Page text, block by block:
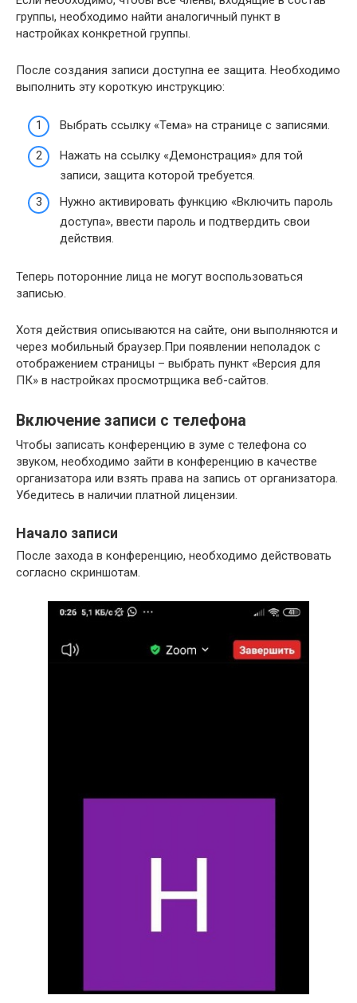
группы, необходимо найти аналогичный пункт в
настройках конкретной группы.
После создания записи доступна ее защита. Необходимо
выполнить эту короткую инструкцию:
Выбрать ссылку «Тема» на странице с записями.
Нажать на ссылку «Демонстрация» для той
записи, защита которой требуется.
Нужно активировать функцию «Включить пароль
доступа», ввести пароль и подтвердить свои
действия.
Теперь поторонние лица не могут воспользоваться
записью.
Хотя действия описываются на сайте, они выполняются и
через мобильный браузер.При появлении неполадок с
отображением страницы – выбрать пункт «Версия для
ПК» в настройках просмотрщика веб-сайтов.
Включение записи с телефона
Чтобы записать конференцию в зуме с телефона со
звуком, необходимо зайти в конференцию в качестве
организатора или взять права на запись от организатора.
Убедитесь в наличии платной лицензии.
Начало записи
После захода в конференцию, необходимо действовать
согласно скриншотам.